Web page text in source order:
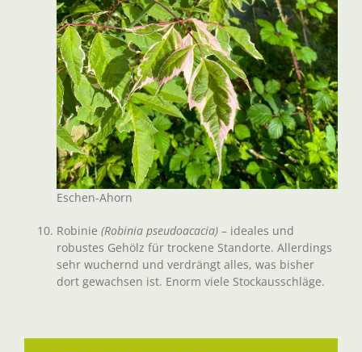
Eschen-Ahorn
Robinie (Robinia pseudoacacia) – ideales und
robustes Gehölz für trockene Standorte. Allerdings
sehr wuchernd und verdrängt alles, was bisher
dort gewachsen ist. Enorm viele Stockausschläge.